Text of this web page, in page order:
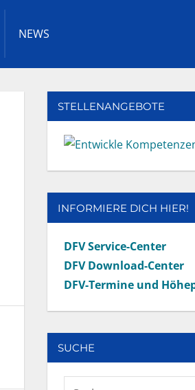
NEWS
STELLENANGEBOTE
INFORMIERE DICH HIER!
DFV Service-Center
DFV Download-Center
DFV-Termine und
SUCHE
Suchen